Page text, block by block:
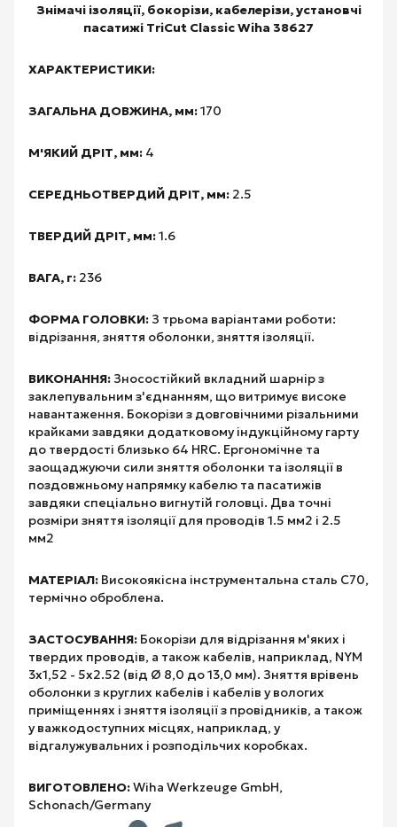
Знімачі ізоляції, бокорізи, кабелерізи, установчі
пасатижі TriCut Classic Wiha 38627
ХАРАКТЕРИСТИКИ:
ЗАГАЛЬНА ДОВЖИНА, мм:170
М'ЯКИЙ ДРІТ, мм: 4
СЕРЕДНЬОТВЕРДИЙ ДРІТ, мм: 2.5
ТВЕРДИЙ ДРІТ, мм:1.6
ВАГА, г: 236
ФОРМА ГОЛОВКИ: З трьома варіантами роботи:
відрізання, зняття оболонки, зняття ізоляції.
ВИКОНАННЯ: Зносостійкий вкладний шарнір з
заклепувальним з'єднанням, що витримує високе
навантаження. Бокорізи з довговічними різальними
крайками завдяки додатковому індукційному гарту
до твердості близько 64 HRC. Ергономічне та
заощаджуючи сили зняття оболонки та ізоляції в
поздовжньому напрямку кабелю та пасатижів
завдяки спеціально вигнутій головці. Два точні
розміри зняття ізоляції для проводів 1.5 мм2 і 2.5
мм2
МАТЕРІАЛ: Високоякісна інструментальна сталь C70,
термічно оброблена.
ЗАСТОСУВАННЯ: Бокорізи для відрізання м'яких і
твердих проводів, а також кабелів, наприклад, NYM
3x1,52 - 5x2.52 (від Ø 8,0 до 13,0 мм). Зняття врівень
оболонки з круглих кабелів і кабелів у вологих
приміщеннях і зняття ізоляції з провідників, а також
у важкодоступних місцях, наприклад, у
відгалужувальних і розподільчих коробках.
ВИГОТОВЛЕНО:Wiha Werkzeuge GmbH,
Schonach/Germany